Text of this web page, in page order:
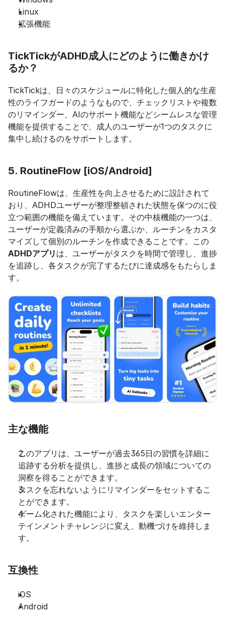
Linux
拡張機能
TickTickがADHD成人にどのように働きかけ
るか？
TickTickは、日々のスケジュールに特化した個人的な生産
性のライフガードのようなもので、チェックリストや複数
のリマインダー、AIのサポート機能などシームレスな管理
機能を提供することで、成人のユーザーが1つのタスクに
集中し続けるのをサポートします。
5. RoutineFlow [iOS/Android]
RoutineFlowは、生産性を向上させるために設計されて
おり、ADHDユーザーが整理整頓された状態を保つのに役
立つ範囲の機能を備えています。その中核機能の一つは、
ユーザーが定義済みの手順から選ぶか、ルーチンをカスタ
マイズして個別のルーチンを作成できることです。この
ADHDアプリ は、ユーザーがタスクを時間で管理し、進捗
を追跡し、各タスクが完了するたびに達成感をもたらしま
す。
主な機能
このアプリは、ユーザーが過去365日の習慣を詳細に
追跡する分析を提供し、進捗と成長の領域についての
洞察を得ることができます。
タスクを忘れないようにリマインダーをセットするこ
とができます。
ゲーム化された機能により、タスクを楽しいエンター
テインメントチャレンジに変え、動機づけを維持しま
す。
互換性
iOS
Android